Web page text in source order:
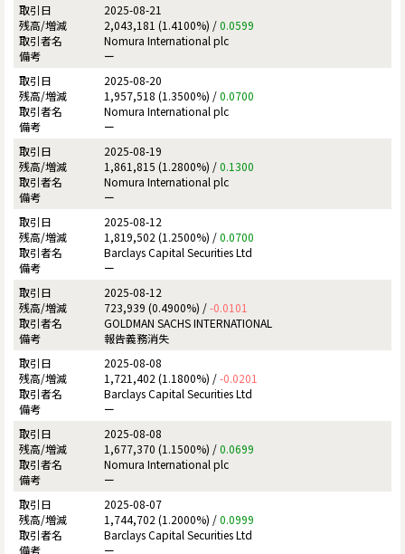
2025-08-21
2,043,181 (1.4100%) /0.0599
Nomura International plc
ー
2025-08-20
1,957,518 (1.3500%) /0.0700
Nomura International plc
ー
2025-08-19
1,861,815 (1.2800%) /0.1300
Nomura International plc
ー
2025-08-12
1,819,502 (1.2500%) /0.0700
Barclays Capital Securities Ltd
ー
2025-08-12
723,939 (0.4900%) /-0.0101
GOLDMAN SACHS INTERNATIONAL
報告義務消失
2025-08-08
1,721,402 (1.1800%) /-0.0201
Barclays Capital Securities Ltd
ー
2025-08-08
1,677,370 (1.1500%) /0.0699
Nomura International plc
ー
2025-08-07
1,744,702 (1.2000%) /0.0999
Barclays Capital Securities Ltd
ー